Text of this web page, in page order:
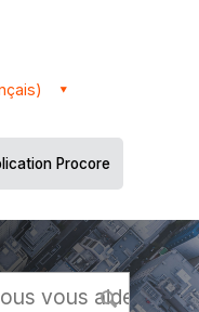
Procore